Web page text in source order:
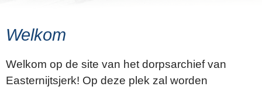
Welkom
Welkom op de site van het dorpsarchief van
Easternijtsjerk! Op deze plek zal worden